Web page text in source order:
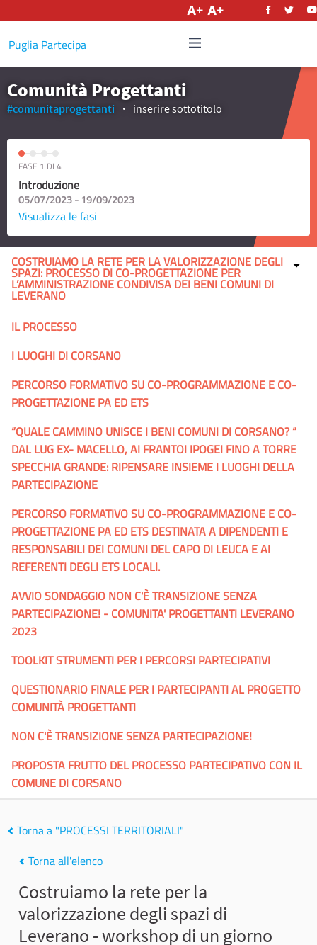
Puglia Partecipa
Comunità Progettanti
#comunitaprogettanti inserire sottotitolo
FASE 1 DI 4
Introduzione
05/07/2023 - 19/09/2023
Visualizza le fasi
COSTRUIAMO LA RETE PER LA VALORIZZAZIONE DEGLI
SPAZI: PROCESSO DI CO-PROGETTAZIONE PER
L’AMMINISTRAZIONE CONDIVISA DEI BENI COMUNI DI
LEVERANO
IL PROCESSO
I LUOGHI DI CORSANO
PERCORSO FORMATIVO SU CO-PROGRAMMAZIONE E CO-
PROGETTAZIONE PA ED ETS
“QUALE CAMMINO UNISCE I BENI COMUNI DI CORSANO? “
DAL LUG EX- MACELLO, AI FRANTOI IPOGEI FINO A TORRE
SPECCHIA GRANDE: RIPENSARE INSIEME I LUOGHI DELLA
PARTECIPAZIONE
PERCORSO FORMATIVO SU CO-PROGRAMMAZIONE E CO-
PROGETTAZIONE PA ED ETS DESTINATA A DIPENDENTI E
RESPONSABILI DEI COMUNI DEL CAPO DI LEUCA E AI
REFERENTI DEGLI ETS LOCALI.
AVVIO SONDAGGIO NON C'È TRANSIZIONE SENZA
PARTECIPAZIONE! - COMUNITA' PROGETTANTI LEVERANO
2023
TOOLKIT STRUMENTI PER I PERCORSI PARTECIPATIVI
QUESTIONARIO FINALE PER I PARTECIPANTI AL PROGETTO
COMUNITÀ PROGETTANTI
NON C'È TRANSIZIONE SENZA PARTECIPAZIONE!
PROPOSTA FRUTTO DEL PROCESSO PARTECIPATIVO CON IL
COMUNE DI CORSANO
Torna a "PROCESSI TERRITORIALI"
Torna all'elenco
Costruiamo la rete per la
valorizzazione degli spazi di
Leverano - workshop di un giorno